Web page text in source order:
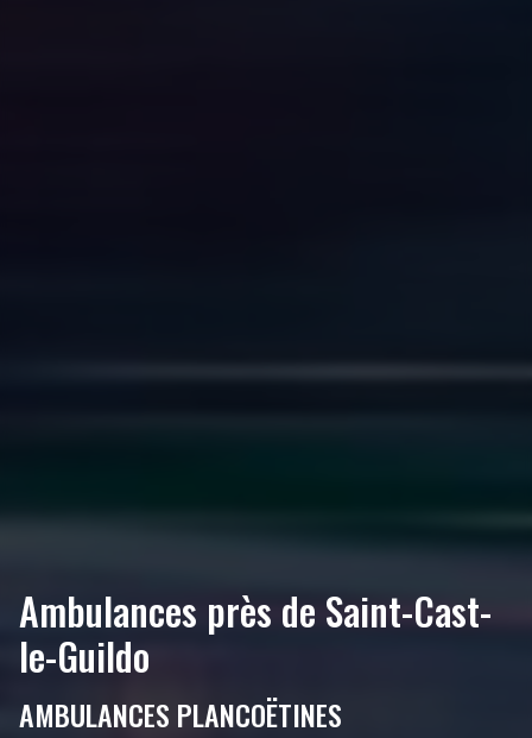
Ambulances près de Saint-Cast-
le-Guildo
AMBULANCES PLANCOËTINES